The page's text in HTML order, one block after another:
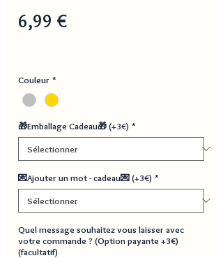
6,99 €Prix
Couleur *
🎁Emballage Cadeau🎁 (+3€) *
💌Ajouter un mot - cadeau💌 (+3€) *
Quel message souhaitez vous laisser avec
votre commande ? (Option payante +3€)
(facultatif)